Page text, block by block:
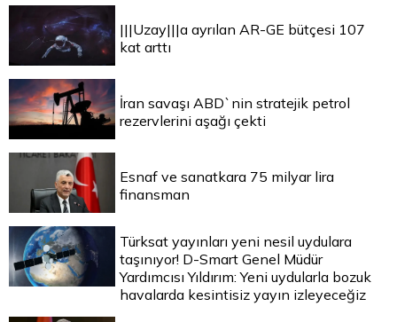
|||Uzay|||a ayrılan AR-GE bütçesi 107
kat arttı
İran savaşı ABD`nin stratejik petrol
rezervlerini aşağı çekti
Esnaf ve sanatkara 75 milyar lira
finansman
Türksat yayınları yeni nesil uydulara
taşınıyor! D-Smart Genel Müdür
Yardımcısı Yıldırım: Yeni uydularla bozuk
havalarda kesintisiz yayın izleyeceğiz